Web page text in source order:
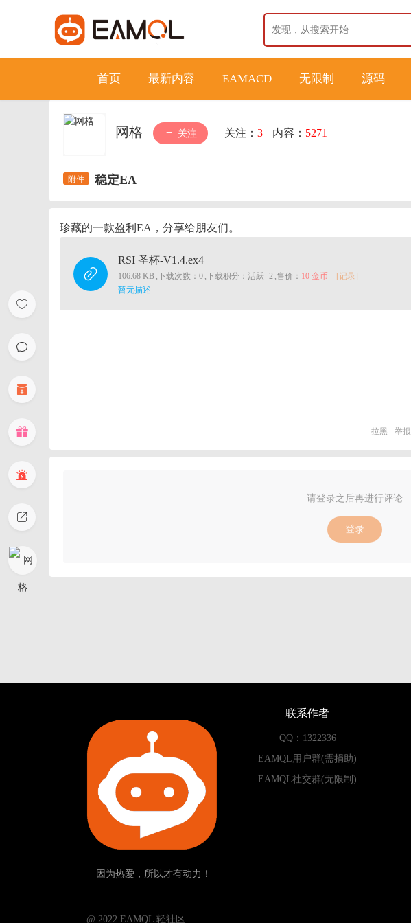
首页 最新内容 EAMACD 无限制 源码
网格 关注 关注： 3 内容： 5271
稳定EA
珍藏的一款盈利EA，分享给朋友们。
RSI 圣杯-V1.4.ex4
106.68 KB ,下载次数：0 ,下载积分：活跃 -2 ,售价： 10 金币
[记录]
暂无描述
拉黑 举报
请登录之后再进行评论
登录
因为热爱，所以才有动力！
联系作者
QQ：1322336
EAMQL用户群(需捐助)
EAMQL社交群(无限制)
­­­­­ @ 2022 EAMQL 轻社区